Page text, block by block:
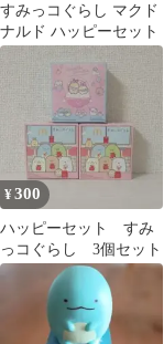
すみっコぐらし マクド
ナルド ハッピーセット
¥300
ハッピーセット すみ
っコぐらし 3個セット